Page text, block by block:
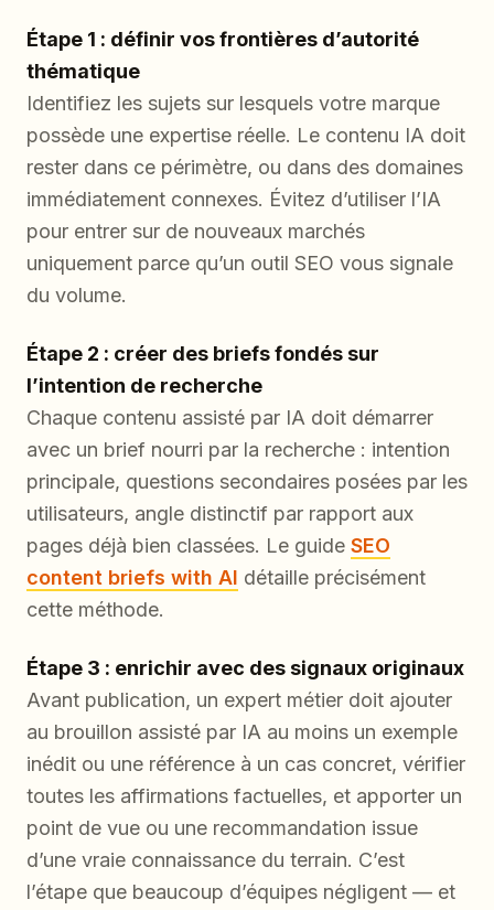
Étape 1 : définir vos frontières d’autorité
thématique
Identifiez les sujets sur lesquels votre marque
possède une expertise réelle. Le contenu IA doit
rester dans ce périmètre, ou dans des domaines
immédiatement connexes. Évitez d’utiliser l’IA
pour entrer sur de nouveaux marchés
uniquement parce qu’un outil SEO vous signale
du volume.
Étape 2 : créer des briefs fondés sur
l’intention de recherche
Chaque contenu assisté par IA doit démarrer
avec un brief nourri par la recherche : intention
principale, questions secondaires posées par les
utilisateurs, angle distinctif par rapport aux
pages déjà bien classées. Le guide SEO
content briefs with AI détaille précisément
cette méthode.
Étape 3 : enrichir avec des signaux originaux
Avant publication, un expert métier doit ajouter
au brouillon assisté par IA au moins un exemple
inédit ou une référence à un cas concret, vérifier
toutes les affirmations factuelles, et apporter un
point de vue ou une recommandation issue
d’une vraie connaissance du terrain. C’est
l’étape que beaucoup d’équipes négligent — et